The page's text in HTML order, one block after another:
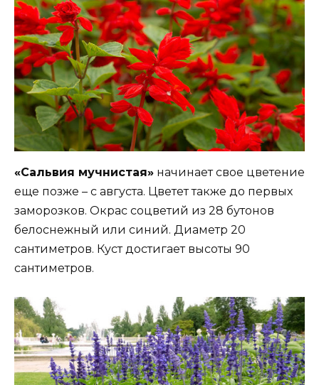
«Сальвия мучнистая» начинает свое цветение
еще позже – с августа. Цветет также до первых
заморозков. Окрас соцветий из 28 бутонов
белоснежный или синий. Диаметр 20
сантиметров. Куст достигает высоты 90
сантиметров.